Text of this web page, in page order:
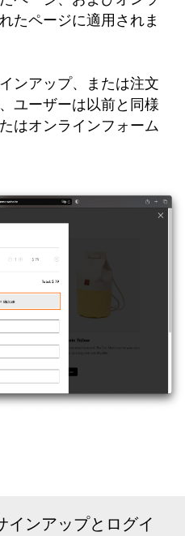
たページに適用されま
ンアップ、または注文
ユーザーは以前と同様
はオンラインフォーム
インアップとログイ